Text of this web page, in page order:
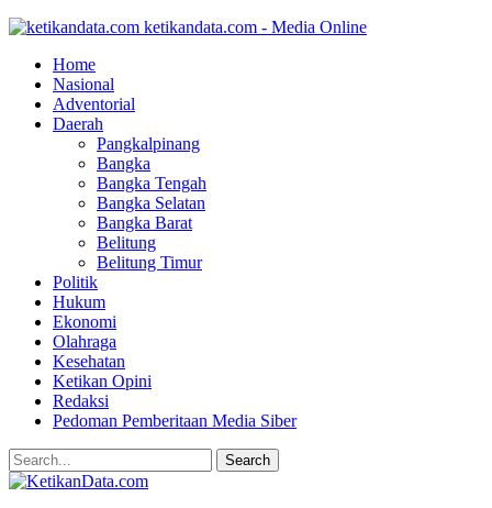
ketikandata.com - Media Online
Home
Nasional
Adventorial
Daerah
Pangkalpinang
Bangka
Bangka Tengah
Bangka Selatan
Bangka Barat
Belitung
Belitung Timur
Politik
Hukum
Ekonomi
Olahraga
Kesehatan
Ketikan Opini
Redaksi
Pedoman Pemberitaan Media Siber